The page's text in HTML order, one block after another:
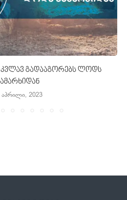
კვლავ გადააგორებს ლოდს
აპრილი, 2023